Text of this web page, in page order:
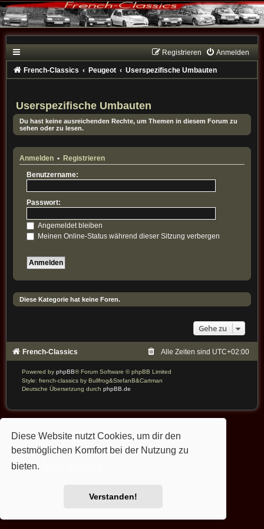
Diese Website nutzt Cookies, um dir den
bestmöglichen Komfort bei der Nutzung zu
bieten.
Verstanden!
Anmelden
Registrieren
French-Classics Peugeot Userspezifische Umbauten
Userspezifische Umbauten
Du hast keine ausreichenden Rechte, um Themen in diesem Forum zu
sehen oder zu lesen.
Anmelden• Registrieren
Benutzername:
Passwort:
Angemeldet bleiben
Meinen Online-Status während dieser Sitzung verbergen
Diese Kategorie hat keine Foren.
Gehe zu
French-Classics Alle Zeiten sind UTC+02:00
Powered by phpBB® Forum Software © phpBB Limited
Style: french-classics by Bullfrog&StefanB&Cartman
Deutsche Übersetzung durch phpBB.de